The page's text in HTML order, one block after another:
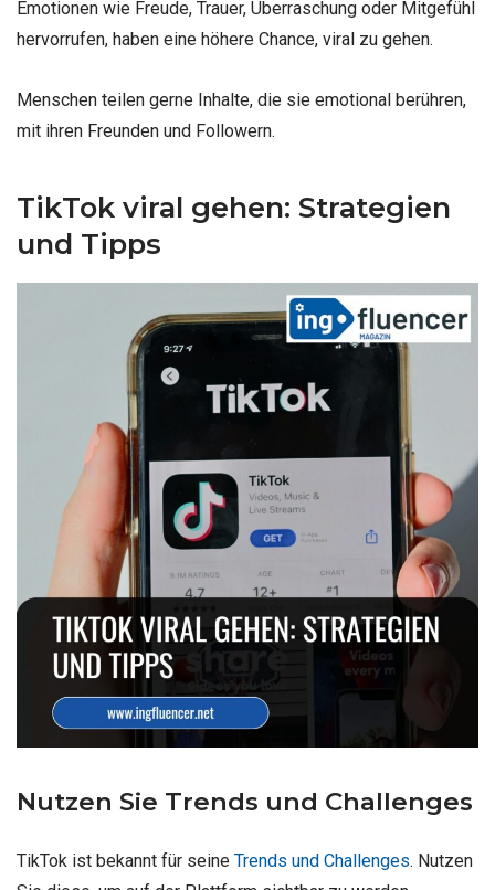
Emotionen wie Freude, Trauer, Überraschung oder Mitgefühl
hervorrufen, haben eine höhere Chance, viral zu gehen.
Menschen teilen gerne Inhalte, die sie emotional berühren,
mit ihren Freunden und Followern.
TikTok viral gehen: Strategien
und Tipps
Nutzen Sie Trends und Challenges
TikTok ist bekannt für seine Trends und Challenges. Nutzen